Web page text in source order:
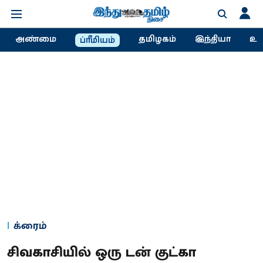
அண்மை ப்ரீமியம் தமிழகம் இந்தியா
க்ரைம்
சிவகாசியில் ஒரு டன் குட்கா